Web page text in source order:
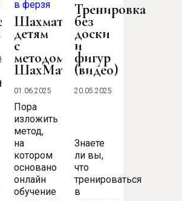
Шахматы
детям
с
методом
ШахМатПлюс
01.06.2025
Пора
изложить
метод,
на
котором
основано
онлайн
обучение
Тренировка
без
доски
и
фигур
(видео)
20.05.2025
Знаете
ли вы,
что
тренироваться
в